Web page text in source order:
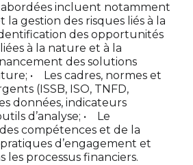
incluent notamment
la gestion des risques liés à la
des opportunités
à la nature et à la
des solutions
• Les cadres, normes et
(ISSB, ISO, TNFD,
données, indicateurs
d’analyse; • Le
compétences et de la
d’engagement et
les processus financiers.